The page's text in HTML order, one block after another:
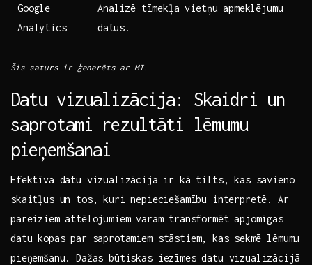
Google
Analytics
Analizē tīmekļa vietņu⁤ apmeklējumu
⁤datus.
Šis saturs ir ģenerēts ar⁤ MI.
Datu vizualizācija: Skaidri un
saprotami ​rezultāti lēmumu
‍pieņemšanai
Efektīva datu vizualizācija ⁤ir kā tilts, kas savieno
skaitļus un tos, kuri ⁢nepieciešamību ​interpretē. Ar​
pareiziem‍ attēlojumiem ⁣varam transformēt ‌apjomīgas
datu kopas par ‌saprotamiem stāstiem,⁤ kas ⁣sekmē lēmumu
pieņemšanu. Dažas‍ būtiskas iezīmes ‍datu vizualizācijā